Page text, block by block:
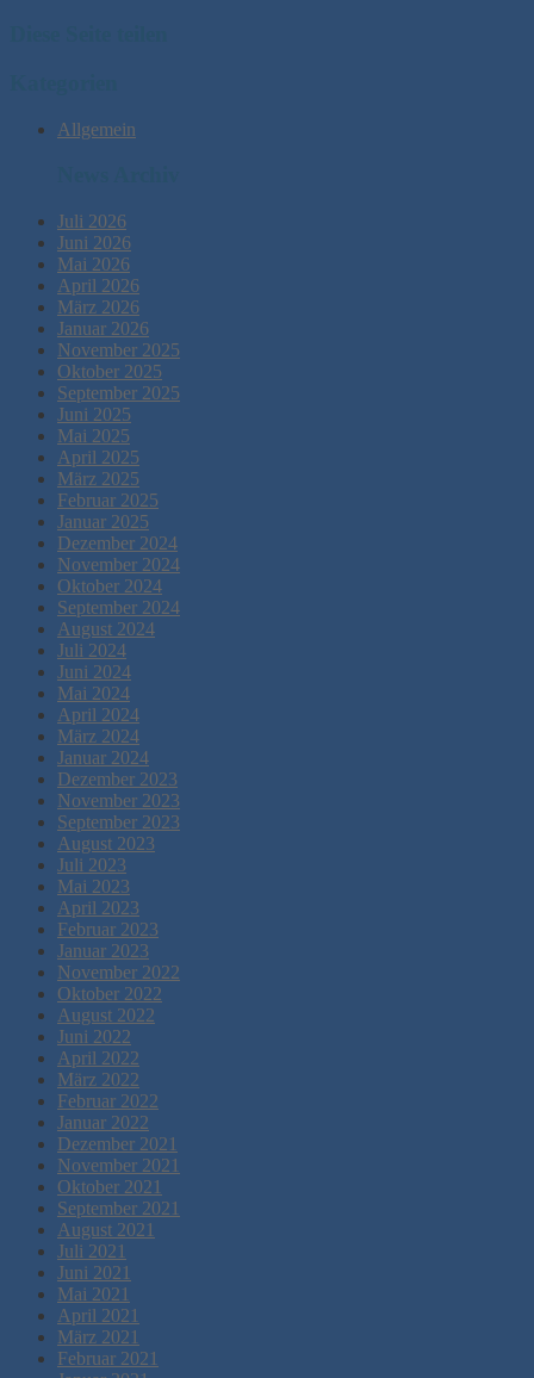
Allgemein
Juli 2026
Juni 2026
Mai 2026
April 2026
März 2026
Januar 2026
November 2025
Oktober 2025
September 2025
Juni 2025
Mai 2025
April 2025
März 2025
Februar 2025
Januar 2025
Dezember 2024
November 2024
Oktober 2024
September 2024
August 2024
Juli 2024
Juni 2024
Mai 2024
April 2024
März 2024
Januar 2024
Dezember 2023
November 2023
September 2023
August 2023
Juli 2023
Mai 2023
April 2023
Februar 2023
Januar 2023
November 2022
Oktober 2022
August 2022
Juni 2022
April 2022
März 2022
Februar 2022
Januar 2022
Dezember 2021
November 2021
Oktober 2021
September 2021
August 2021
Juli 2021
Juni 2021
Mai 2021
April 2021
März 2021
Februar 2021